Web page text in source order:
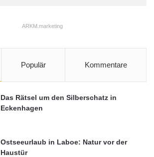
ARKM.marketing
Populär Kommentare
Das Rätsel um den Silberschatz in
Eckenhagen
Ostseeurlaub in Laboe: Natur vor der
Haustür